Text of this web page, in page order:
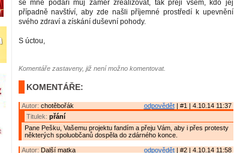
se mně podaří můj záměr zrealizovat, tak přeji všem, kdo jej
případně navštíví, aby zde našli příjemné prostředí k upevnění
svého zdraví a získání duševní pohody.
S úctou,
Komentáře zastaveny, již není možno komentovat.
KOMENTÁŘE:
odpovědět| #1 | 4.10.14 11:37
Autor: chotěbořák
Titulek: přání
Pane Pešku, Vašemu projektu fandím a přeju Vám, aby i přes protesty
některých spoluobčanů dospěla do zdárného konce.
odpovědět| #2 | 4.10.14 11:58
Autor: Další matka